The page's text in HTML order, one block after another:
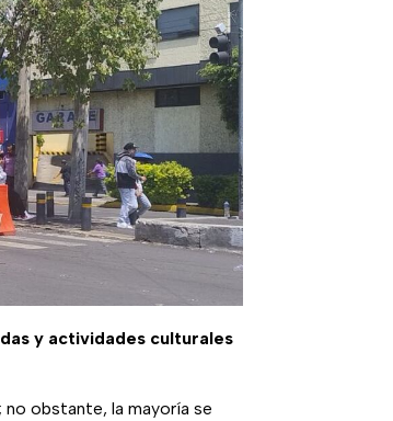
y actividades culturales
obstante, la mayoría se